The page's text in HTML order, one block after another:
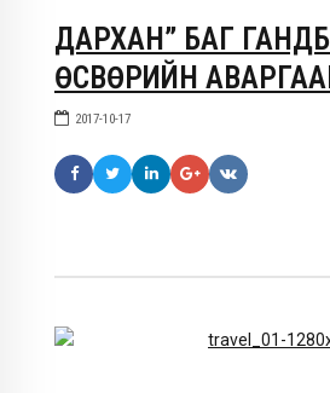
ДАРХАН” БАГ
ӨСВӨРИЙН
2017-10-17